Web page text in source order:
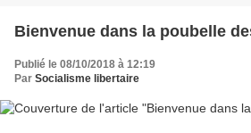
Bienvenue dans la poubelle
Publié le 08/10/2018 à 12:19
Par Socialisme libertaire